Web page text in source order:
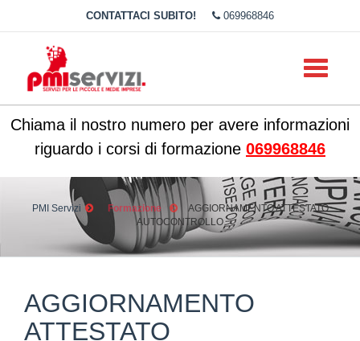
CONTATTACI SUBITO! 069968846
Toggle
Chiama il nostro numero per avere informazioni
riguardo i corsi di formazione 069968846
PMI Servizi Formazione
AGGIORNAMENTO ATTESTATO
AUTOCONTROLLO
AGGIORNAMENTO
ATTESTATO